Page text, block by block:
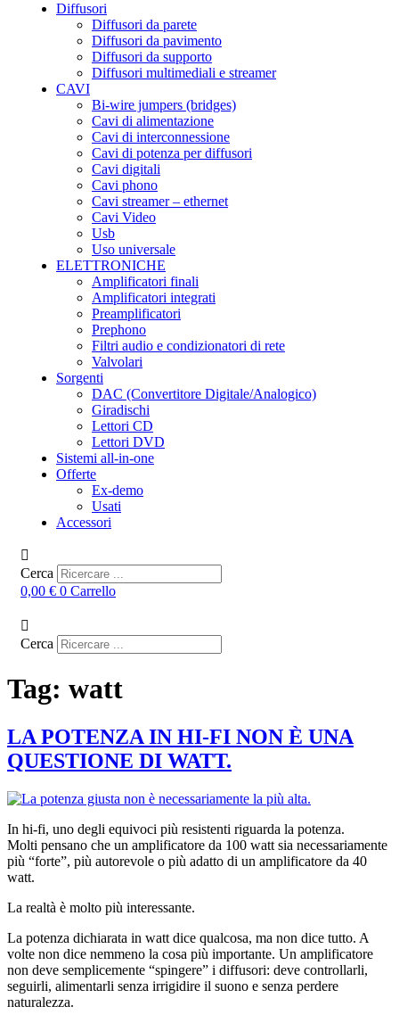
Diffusori
Diffusori da parete
Diffusori da pavimento
Diffusori da supporto
Diffusori multimediali e streamer
CAVI
Bi-wire jumpers (bridges)
Cavi di alimentazione
Cavi di interconnessione
Cavi di potenza per diffusori
Cavi digitali
Cavi phono
Cavi streamer – ethernet
Cavi Video
Usb
Uso universale
ELETTRONICHE
Amplificatori finali
Amplificatori integrati
Preamplificatori
Prephono
Filtri audio e condizionatori di rete
Valvolari
Sorgenti
DAC (Convertitore Digitale/Analogico)
Giradischi
Lettori CD
Lettori DVD
Sistemi all-in-one
Offerte
Ex-demo
Usati
Accessori
Cerca
0,00 € 0 Carrello
Cerca
Tag: watt
LA POTENZA IN HI-FI NON È UNA
QUESTIONE DI WATT.
In hi-fi, uno degli equivoci più resistenti riguarda la potenza.
Molti pensano che un amplificatore da 100 watt sia necessariamente
più “forte”, più autorevole o più adatto di un amplificatore da 40
watt.
La realtà è molto più interessante.
La potenza dichiarata in watt dice qualcosa, ma non dice tutto. A
volte non dice nemmeno la cosa più importante. Un amplificatore
non deve semplicemente “spingere” i diffusori: deve controllarli,
seguirli, alimentarli senza irrigidire il suono e senza perdere
naturalezza.